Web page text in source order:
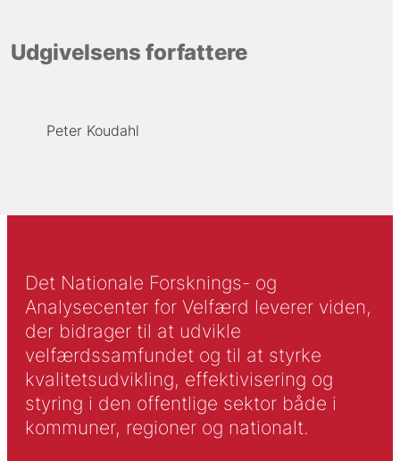
Udgivelsens forfattere
Peter Koudahl
Det Nationale Forsknings- og
Analysecenter for Velfærd leverer viden,
der bidrager til at udvikle
velfærdssamfundet og til at styrke
kvalitetsudvikling, effektivisering og
styring i den offentlige sektor både i
kommuner, regioner og nationalt.